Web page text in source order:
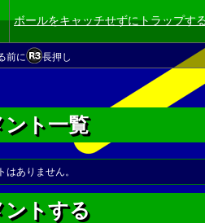
ボールをキャッチせずにトラップす
前に 長押し
ント一覧
はありません。
ントする